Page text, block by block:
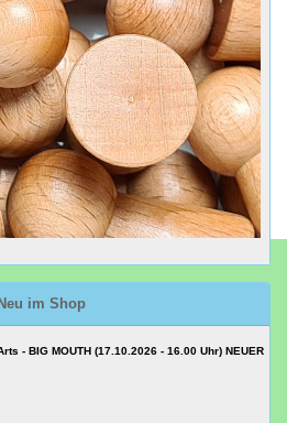
Neu im Shop
- BIG MOUTH (17.10.2026 - 16.00 Uhr) NEUER